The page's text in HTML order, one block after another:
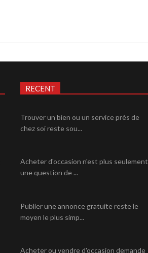
RECENT
Trouver un bien ou un service près de
chez soi reste sou...
Acheter d'occasion n'est plus seulement
une question de ...
Publier une annonce gratuite reste le
moyen le plus simp...
Acheter ou vendre d'occasion demande